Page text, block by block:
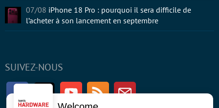
SUIVEZ-NOUS
FacebookTwitter Youtube RSS Newsletter
07/08 iPhone 18 Pro : pourquoi il sera difficile de
l’acheter à son lancement en septembre